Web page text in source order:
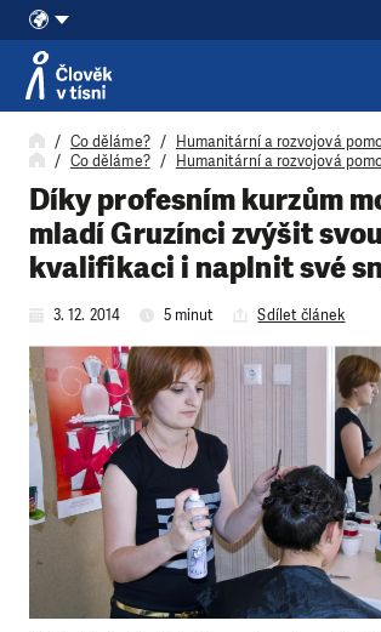
Přeskočit na obsah
Co děláme? Humanitární a rozvojová
Co děláme?
Humanitární a rozvojová
Díky profesním kurzům
mladí Gruzínci zvýšit svou
kvalifikaci i naplnit své
3. 12. 2014 5 minut Sdílet článek